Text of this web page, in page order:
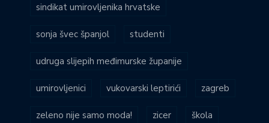
sindikat umirovljenika hrvatske
sonja švec španjol studenti
udruga slijepih međimurske županije
umirovljenici vukovarski leptirići zagreb
zeleno nije samo moda! zicer škola